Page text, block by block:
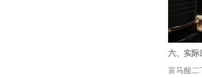
六、实际
富马酸二